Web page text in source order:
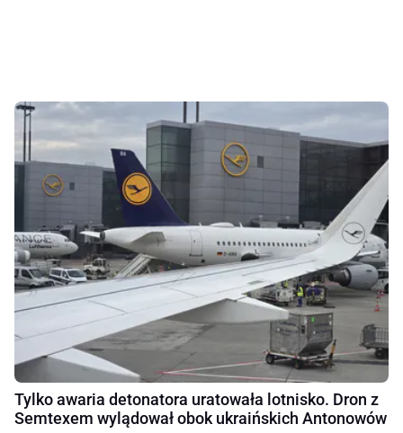
Tylko awaria detonatora uratowała lotnisko. Dron z
Semtexem wylądował obok ukraińskich Antonowów